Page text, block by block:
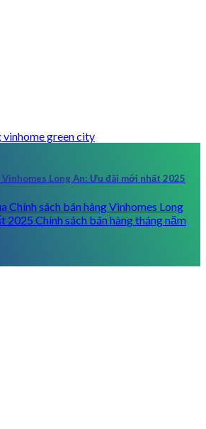
Vinhomes Long An: Ưu đãi mới nhất 2025
Chính sách bán hàng Vinhomes Long
2025 Chính sách bán hàng tháng năm